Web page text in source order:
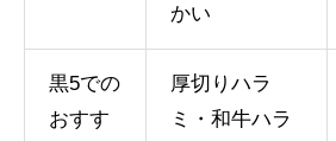
かい
黒5での
おすす
厚切りハラ
ミ・和牛ハラ